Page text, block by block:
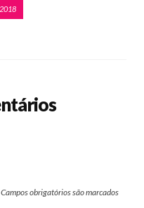
Campos obrigatórios são marcados